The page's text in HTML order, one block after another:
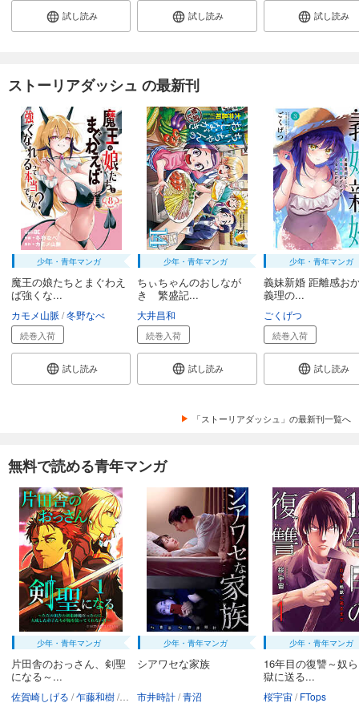
試し読み 試し読み 試し読み
ストーリアダッシュ の最新刊
少年・青年マンガ
魔王の娘たちとまぐわえ
ば強くな...
カモメ山脈 冬野なべ
続巻入荷
試し読み
少年・青年マンガ
ちぃちゃんのおしなが
き 繁盛記...
大井昌和
続巻入荷
試し読み
少年・青年マンガ
義妹新婚 距離感お
義理の...
ごくげつ
続巻入荷
試し読み
「ストーリアダッシュ」の最新刊一覧へ
無料で読める青年マンガ
少年・青年マンガ
片田舎のおっさん、剣聖
になる～...
佐賀崎しげる 乍藤和樹 鍋島テツヒロ
少年・青年マンガ
シアワセな家族
市井時計 青沼
少年・青年マンガ
16年目の復讐～奴
獄に送る...
桜宇宙 FTops